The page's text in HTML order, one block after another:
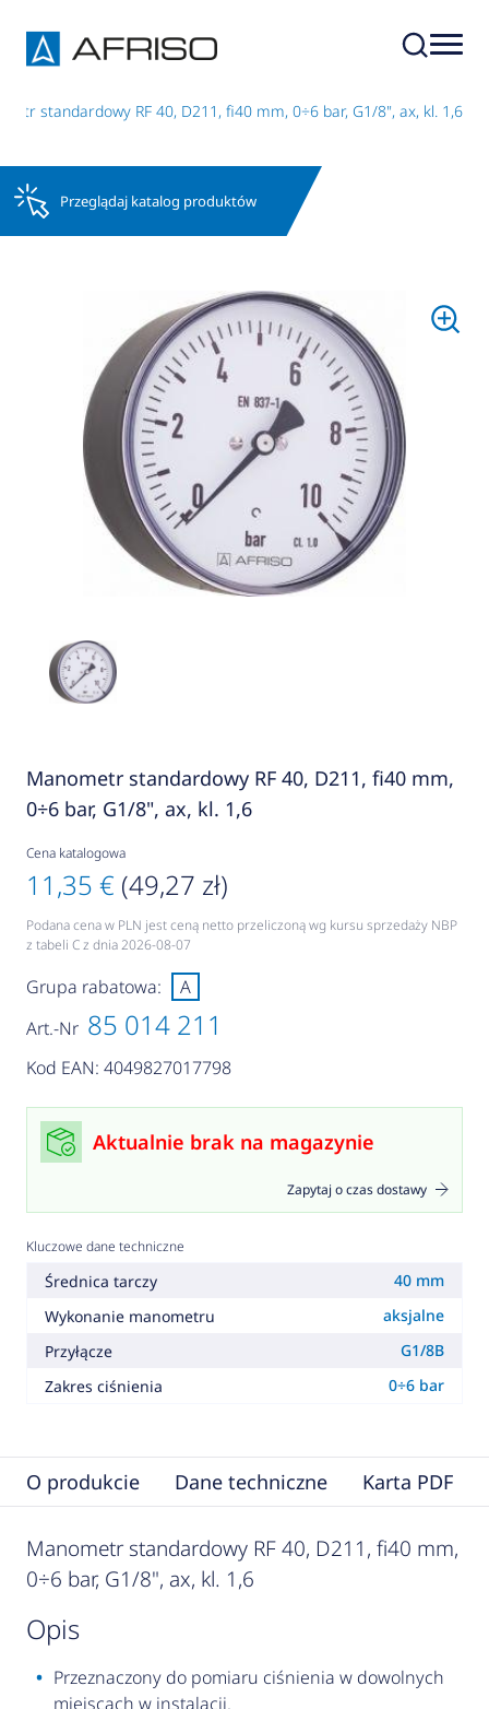
standardowy RF 40, D211, fi40 mm, 0÷6 bar, G1/8", ax, kl. 1,6
Przeglądaj katalog produktów
Manometr standardowy RF 40, D211, fi40 mm,
0÷6 bar, G1/8", ax, kl. 1,6
Cena katalogowa
11,35 € (49,27 zł)
Podana cena w PLN jest ceną netto przeliczoną wg kursu sprzedaży NBP
z tabeli C z dnia 2026-08-07
Art.-Nr 85 014 211
Kod EAN: 4049827017798
Grupa rabatowa: A
Aktualnie brak na magazynie
Zapytaj o czas dostawy
Kluczowe dane techniczne
Średnica tarczy
40 mm
Wykonanie manometru
aksjalne
Przyłącze
G1/8B
Zakres ciśnienia
0÷6 bar
O produkcie Dane techniczne Karta PDF
Manometr standardowy RF 40, D211, fi40 mm,
0÷6 bar, G1/8", ax, kl. 1,6
opis
Przeznaczony do pomiaru ciśnienia w dowolnych
miejscach w instalacji.